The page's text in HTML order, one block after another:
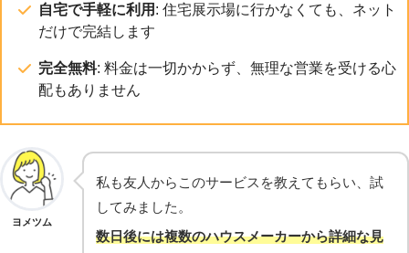
自宅で手軽に利用 : 住宅展示場に行かなくても、ネット
だけで完結します
完全無料: 料金は一切かからず、無理な営業を受ける心
配もありません
ヨメツム
私も友人からこのサービスを教えてもらい、試
してみました。
数日後には複数のハウスメーカーから詳細な見